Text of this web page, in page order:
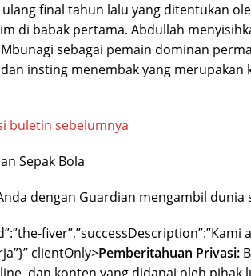
final tahun lalu yang ditentukan
di babak pertama. Abdullah
Mbunagi sebagai pemain dominan
insting menembak yang
buletin sebelumnya
Sepak Bola
dengan Guardian mengambil dunia
clientOnly>Pemberitahuan Privasi: